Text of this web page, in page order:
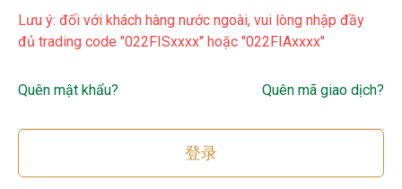
Lưu ý: đối với khách hàng nước ngoài, vui lòng nhập đầy
đủ trading code "022FISxxxx" hoặc "022FIAxxxx"
Quên mật khẩu? Quên mã giao dịch?
登录